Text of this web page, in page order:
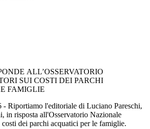
ALL’OSSERVATORIO
SUI COSTI DEI PARCHI
FAMIGLIE
Riportiamo l'editoriale di Luciano Pareschi,
in risposta all'Osservatorio Nazionale
dei parchi acquatici per le famiglie.